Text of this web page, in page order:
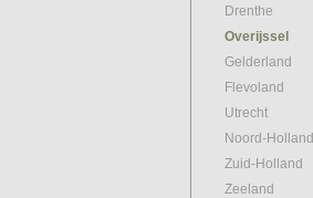
Drenthe
Overijssel
Gelderland
Flevoland
Utrecht
Noord-Holland
Zuid-Holland
Zeeland